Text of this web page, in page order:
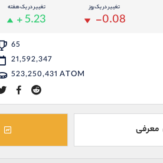
تغییر در یک روز
-0.08
تغییر در یک هفته
+ 5.23
65
21,592,347
523,250,431 ATOM
معرفی